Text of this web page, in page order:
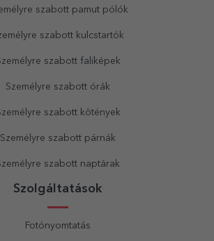
szabott pamut pólók
szabott kulcstartók
szabott faliképek
Személyre szabott órák
szabott kötények
Személyre szabott párnák
szabott naptárak
Szolgáltatások
Fotónyomtatás